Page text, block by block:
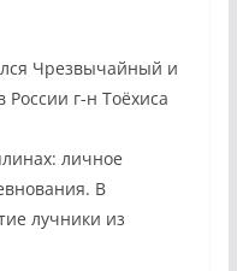
Чрезвычайный и
г-н Тоёхиса
личное
В
лучники из